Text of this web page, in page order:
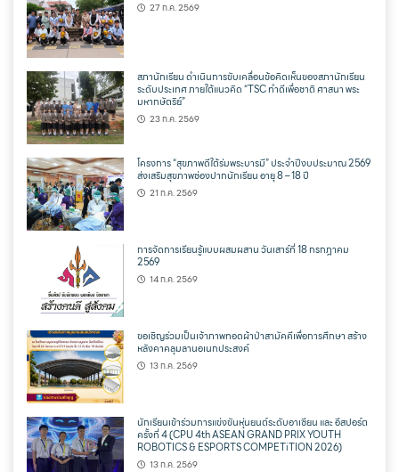
27 ก.ค. 2569
สภานักเรียน ดำเนินการขับเคลื่อนข้อคิดเห็นของสภานักเรียน
ระดับประเทศ ภายใต้แนวคิด “TSC ทำดีเพื่อชาติ ศาสนา พระ
มหากษัตริย์”
23 ก.ค. 2569
โครงการ “สุขภาพดีใต้ร่มพระบารมี” ประจำปีงบประมาณ 2569
ส่งเสริมสุขภาพช่องปากนักเรียน อายุ 8 – 18 ปี
21 ก.ค. 2569
การจัดการเรียนรู้แบบผสมผสาน วันเสาร์ที่ 18 กรกฎาคม
2569
14 ก.ค. 2569
ขอเชิญร่วมเป็นเจ้าภาพทอดผ้าป่าสามัคคีเพื่อการศึกษา สร้าง
หลังคาคลุมลานอเนกประสงค์
13 ก.ค. 2569
นักเรียนเข้าร่วมการแข่งขันหุ่นยนต์ระดับอาเซียน และ อีสปอร์ต
ครั้งที่ 4 (CPU 4th ASEAN GRAND PRIX YOUTH
ROBOTICS & ESPORTS COMPETiTION 2026)
13 ก.ค. 2569